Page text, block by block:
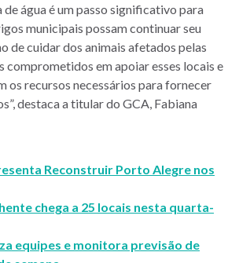
de água é um passo significativo para
municipais possam continuar seu
de cuidar dos animais afetados pelas
comprometidos em apoiar esses locais e
os recursos necessários para fornecer
destaca a titular do GCA, Fabiana
Reconstruir Porto Alegre nos
chega a 25 locais nesta quarta-
equipes e monitora previsão de